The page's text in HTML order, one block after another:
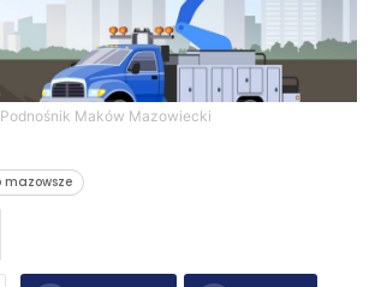
Podnośnik Maków Mazowiecki